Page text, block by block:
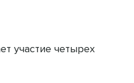
участие четырех